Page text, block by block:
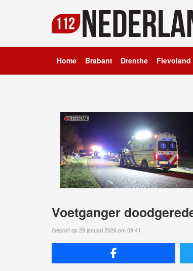
Home Brabant Drenthe Flevoland
Voetganger
Gepost op 29 januari 2026 om 09:41